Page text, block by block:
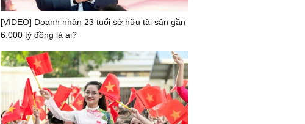
[VIDEO] Doanh nhân 23 tuổi sở hữu tài sản gần
6.000 tỷ đồng là ai?